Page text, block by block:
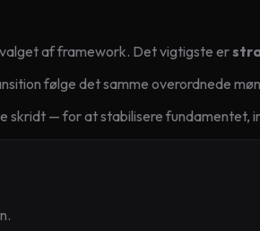
af framework. Det vigtigste er
følge det samme overordnede
skridt — for at stabilisere fundamentet,